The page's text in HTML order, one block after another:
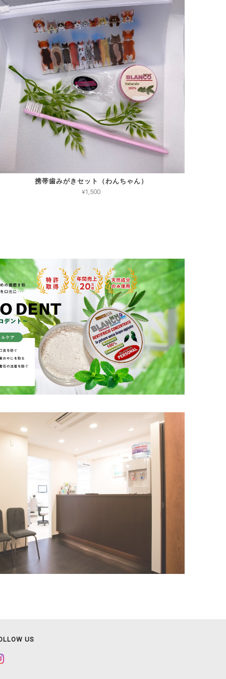
携帯歯みがきセット（わんちゃん）
¥1,500
US